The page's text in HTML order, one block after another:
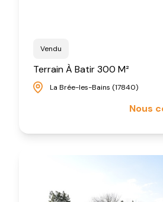
Vendu
Terrain À Batir 300 M²
La Brée-les-Bains (17840)
Nous